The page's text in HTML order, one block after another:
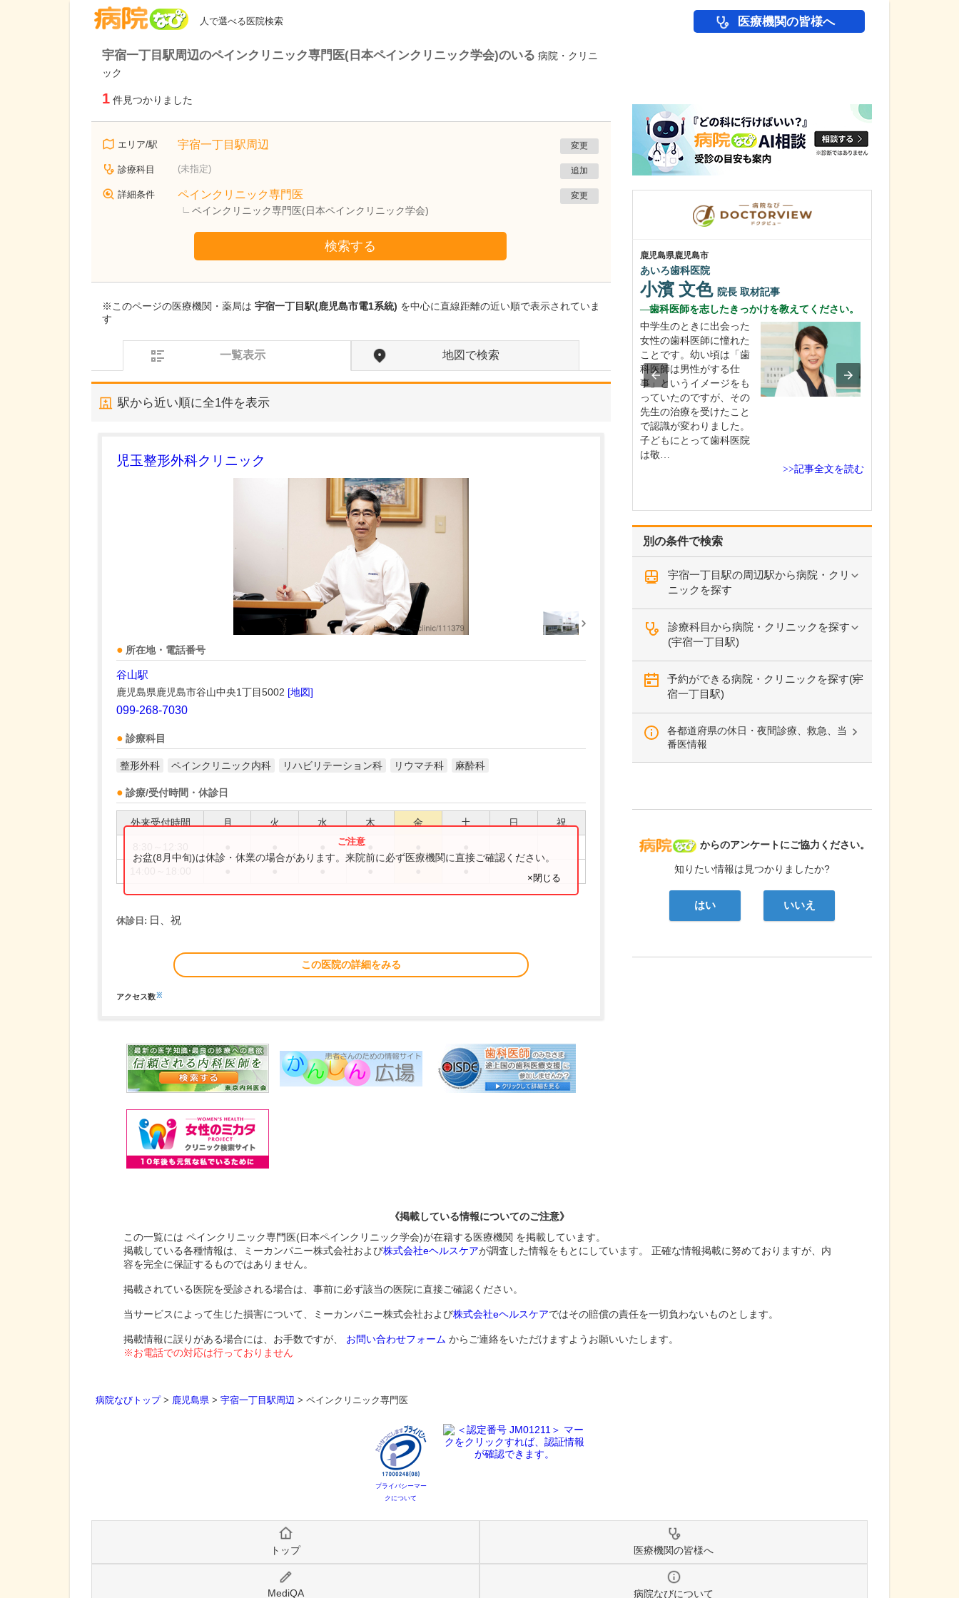
人で選べる医院検索 医療機関の皆様へ
宇宿一丁目駅周辺のペインクリニック専門医(日本ペインクリニック学会)のいる 病院・クリニ
ック
1 件見つかりました
エリア/駅 宇宿一丁目駅周辺 変更
診療科目 (未指定) 追加
詳細条件 ペインクリニック専門医
ペインクリニック専門医(日本ペインクリニック学会)
変更
検索する
※このページの医療機関・薬局は 宇宿一丁目駅(鹿児島市電1系統) を中心に直線距離の近い順で表示されていま
す
一覧表示 地図で検索
駅から近い順に全1件を表示
児玉整形外科クリニック
所在地・電話番号
谷山駅
鹿児島県鹿児島市谷山中央1丁目5002 [地図]
099-268-7030
診療科目
整形外科 ペインクリニック内科 リハビリテーション科 リウマチ科 麻酔科
診療/受付時間・休診日
外来受付時間 月 火 水 木 金 土 日 祝
お盆(8月中旬)は休診・休業の場合があります。来院前に必ず医療機関に直接ご確認ください。
×閉じる
休診日: 日、祝
この医院の詳細をみる
アクセス数※
別の条件で検索
宇宿一丁目駅の周辺駅から病院・クリ
ニックを探す
診療科目から病院・クリニックを探す
(宇宿一丁目駅)
予約ができる病院・クリニックを探す(宇
宿一丁目駅)
各都道府県の休日・夜間診療、救急、当
番医情報
病院なび
からのアンケートにご協力ください。
知りたい情報は見つかりましたか?
はい いいえ
外来診療について、年齢や性別を問わず幅広く
父の代から「地域のかか
りつけ医として、どのよ
うなご相談にも応じる」
ど…
鹿児島県鹿児島市
あいろ歯科医院
小濱 文色 院長 取材記事
歯科医師を志したきっかけを教えてください。
中学生のときに出会った
女性の歯科医師に憧れた
ことです。幼い頃は「歯
科医師は男性がする仕
事」というイメージをも
っていたのですが、その
先生の治療を受けたこと
で認識が変わりました。
子どもにとって歯科医院
は敬…
>>記事全文を読む
《掲載している情報についてのご注意》
この一覧には ペインクリニック専門医(日本ペインクリニック学会)が在籍する医療機関 を掲載しています。
掲載している各種情報は、ミーカンパニー株式会社および株式会社eヘルスケアが調査した情報をもとにしています。 正確な情報掲載に努めておりますが、内
容を完全に保証するものではありません。
掲載されている医院を受診される場合は、事前に必ず該当の医院に直接ご確認ください。
当サービスによって生じた損害について、ミーカンパニー株式会社および株式会社eヘルスケアではその賠償の責任を一切負わないものとします。
掲載情報に誤りがある場合には、お手数ですが、 お問い合わせフォーム からご連絡をいただけますようお願いいたします。
※お電話での対応は行っておりません
病院なびトップ> 鹿児島県 > 宇宿一丁目駅周辺 > ペインクリニック専門医
プライバシーマー
クについて
トップ 医療機関の皆様へ
MediQA 病院なびについて